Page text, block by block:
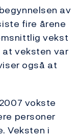
av
fire årene
vekst
veksten var
også at
vokste
personer
Veksten i